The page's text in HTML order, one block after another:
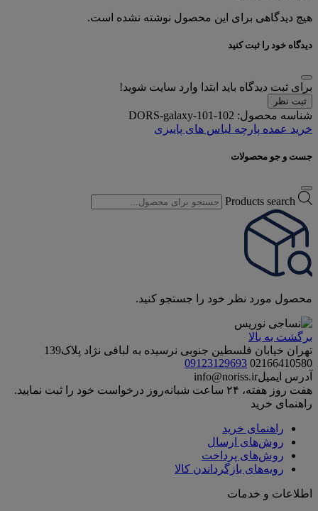
هیچ دیدگاهی برای این محصول نوشته نشده است.
دیدگاه خود را ثبت کنید
برای ثبت دیدگاه باید ابتدا وارد سایت شوید!
ثبت نظر
شناسه محصول: DORS-galaxy-101-102
خرید عمده پارچه لباس های پاییزی
جست و جو محصولات
Products search
محصول مورد نظر خود را جستجو کنید.
برگشت به بالا
تهران خیابان فلسطین جنوبی نرسیده به لبافی نژاد پلاک139
02166410580
09123129693
آدرس ایمیلinfo@noriss.ir
هفت روز هفته، ۲۴ ساعت شبانه‌روز درخواست خود را ثبت نمایید.
راهنمای خرید
راهنمای خرید
روش‌های ارسال
روش‌های پرداخت
رویه‌های بازگرداندن کالا
اطلاعات و خدمات